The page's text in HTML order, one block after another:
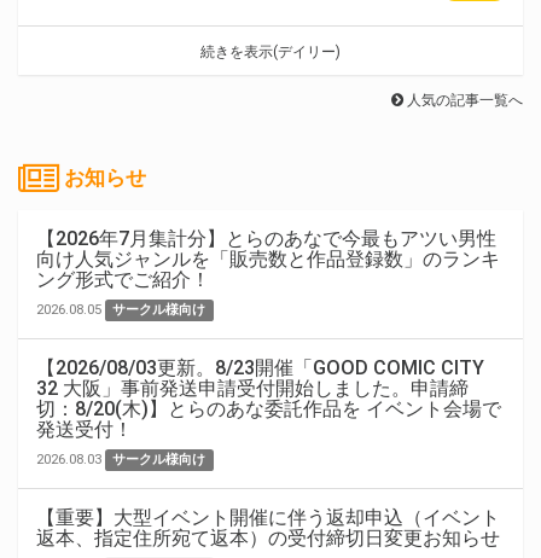
続きを表示(デイリー)
人気の記事一覧へ
お知らせ
【2026年7月集計分】とらのあなで今最もアツい男性
向け人気ジャンルを「販売数と作品登録数」のランキ
ング形式でご紹介！
2026.08.05 サークル様向け
【2026/08/03更新。8/23開催「GOOD COMIC CITY
32 大阪」事前発送申請受付開始しました。申請締
切：8/20(木)】とらのあな委託作品を イベント会場で
発送受付！
2026.08.03 サークル様向け
【重要】大型イベント開催に伴う返却申込（イベント
返本、指定住所宛て返本）の受付締切日変更お知らせ